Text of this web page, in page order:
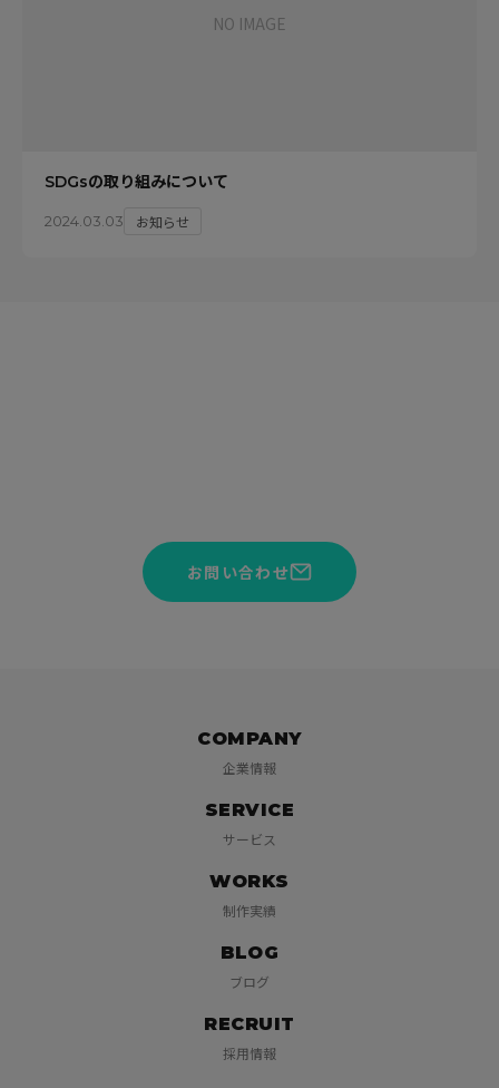
NO IMAGE
SDGsの取り組みについて
2024.03.03 お知らせ
お問い合わせ
COMPANY
企業情報
SERVICE
サービス
WORKS
制作実績
BLOG
ブログ
RECRUIT
採用情報